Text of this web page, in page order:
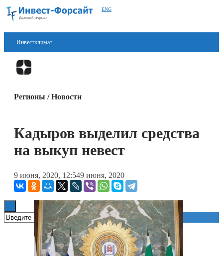
ENG
Инвестклимат
Финансы
Технологии
Книги
Регионы / Новости
Кадыров выделил средства
на выкуп невест
9 июня, 2020, 12:549 июня, 2020